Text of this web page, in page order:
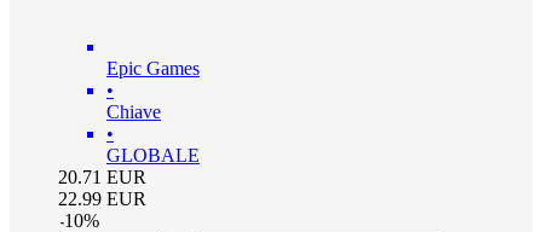
Epic Games
•
Chiave
•
GLOBALE
20.71 EUR
22.99 EUR
-10%